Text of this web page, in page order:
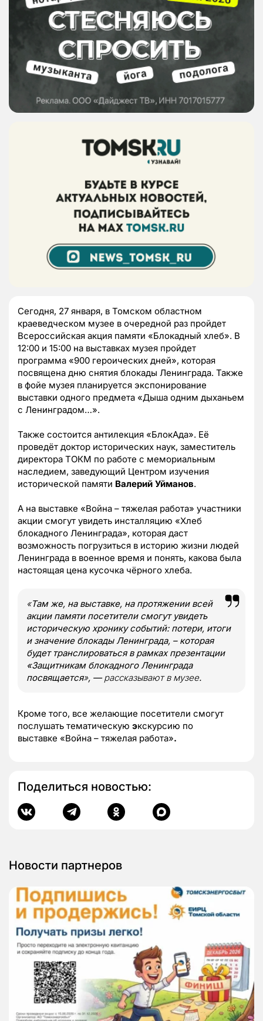
Сегодня, 27 января, в Томском областном
краеведческом музее в очередной раз пройдет
Всероссийская акция памяти «Блокадный хлеб». В
12:00 и 15:00 на выставках музея пройдет
программа «900 героических дней», которая
посвящена дню снятия блокады Ленинграда. Также
в фойе музея планируется экспонирование
выставки одного предмета «Дыша одним дыханьем
с Ленинградом…».
Также состоится антилекция «БлокАда». Её
проведёт доктор исторических наук, заместитель
директора ТОКМ по работе с мемориальным
наследием, заведующий Центром изучения
исторической памяти Валерий Уйманов.
А на выставке «Война – тяжелая работа» участники
акции смогут увидеть инсталляцию «Хлеб
блокадного Ленинграда», которая даст
возможность погрузиться в историю жизни людей
Ленинграда в военное время и понять, какова была
настоящая цена кусочка чёрного хлеба.
«Там же, на выставке, на протяжении всей
акции памяти посетители смогут увидеть
историческую хронику событий: потери, итоги
и значение блокады Ленинграда, – которая
будет транслироваться в рамках презентации
«Защитникам блокадного Ленинграда
посвящается», —рассказывают в музее.
Кроме того, все желающие посетители смогут
послушать тематическую экскурсию по
выставке «Война – тяжелая работа».
Поделиться новостью:
Новости партнеров